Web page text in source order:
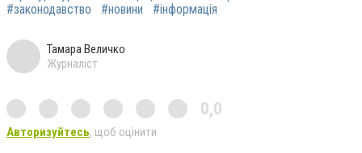
#законодавство
#новини #інформація
Тамара Величко
Журналіст
0,0
Авторизуйтесь, щоб оцінити